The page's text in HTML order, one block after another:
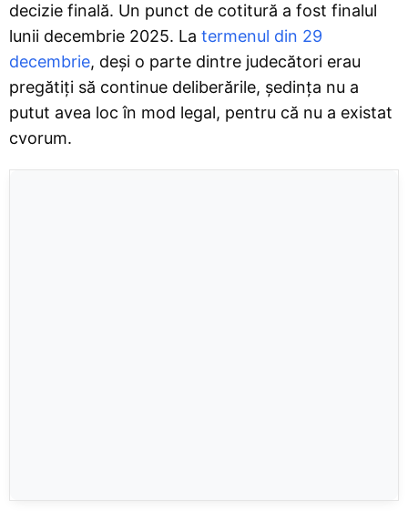
decizie finală. Un punct de cotitură a fost finalul
lunii decembrie 2025. La termenul din 29
decembrie, deși o parte dintre judecători erau
pregătiți să continue deliberările, ședința nu a
putut avea loc în mod legal, pentru că nu a existat
cvorum.